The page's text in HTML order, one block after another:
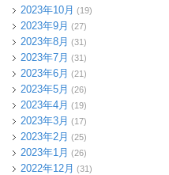
2023年10月 (19)
2023年9月 (27)
2023年8月 (31)
2023年7月 (31)
2023年6月 (21)
2023年5月 (26)
2023年4月 (19)
2023年3月 (17)
2023年2月 (25)
2023年1月 (26)
2022年12月 (31)